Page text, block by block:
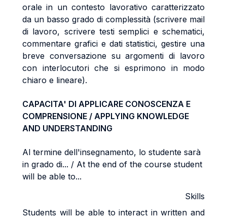
orale in un contesto lavorativo caratterizzato
da un basso grado di complessità (scrivere mail
di lavoro, scrivere testi semplici e schematici,
commentare grafici e dati statistici, gestire una
breve conversazione su argomenti di lavoro
con interlocutori che si esprimono in modo
chiaro e lineare).
CAPACITA' DI APPLICARE CONOSCENZA E
COMPRENSIONE / APPLYING KNOWLEDGE
AND UNDERSTANDING
Al termine dell'insegnamento, lo studente sarà
in grado di... / At the end of the course student
will be able to...
Skills
Students will be able to interact in written and